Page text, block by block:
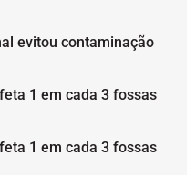
evitou contaminação
1 em cada 3 fossas
1 em cada 3 fossas